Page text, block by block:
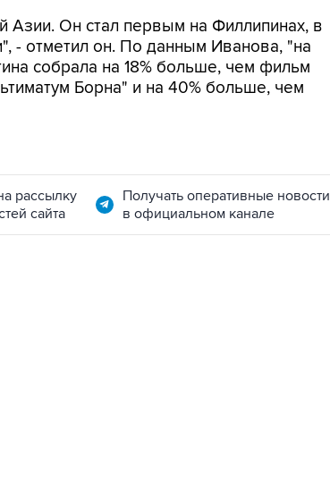
Он стал первым на Филлипинах, в
- отметил он. По данным Иванова, "на
собрала на 18% больше, чем фильм
Борна" и на 40% больше, чем
рассылку
сайта
Получать оперативные новости
в официальном канале